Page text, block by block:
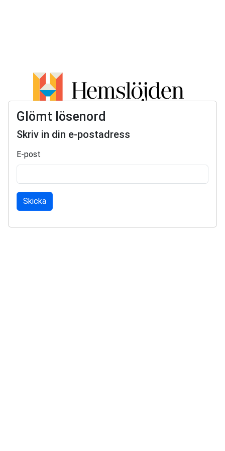
Glömt lösenord
Skriv in din e-postadress
E-post
Skicka